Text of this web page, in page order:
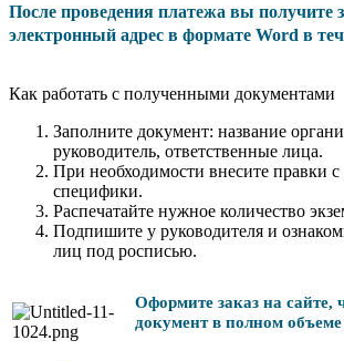
После проведения платежа вы получите
электронный адрес в формате Word в
Как работать с полученными документами
Заполните документ: название
руководитель, ответственные лица.
При необходимости внесите правки
специфики.
Распечатайте нужное количество
Подпишите у руководителя и
лиц под росписью.
Оформите заказ на сайте,
документ в полном объеме